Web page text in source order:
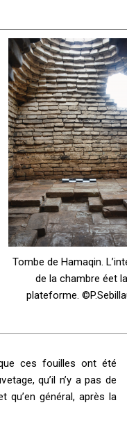
Tombe de Hamaqin.
de la chambre éet la
plateforme.
ces fouilles ont été
qu’il n’y a pas de
qu’en général, après la